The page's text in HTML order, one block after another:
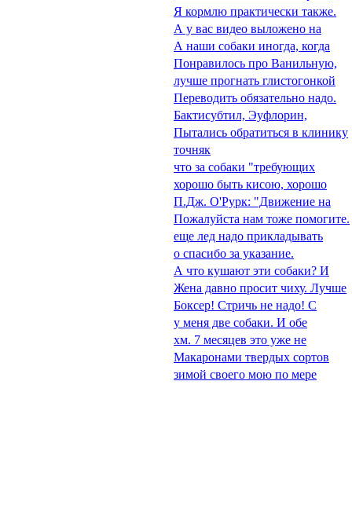
Я кормлю практически также.
А у вас видео выложено на
А наши собаки иногда, когда
Понравилось про Ванильную,
лучше прогнать глистогонкой
Переводить обязательно надо.
Бактисубтил, Эуфлорин,
Пытались обратиться в клинику
точняк
что за собаки "требующих
хорошо быть кисою, хорошо
П.Дж. О'Рурк: "Движение на
Пожалуйста нам тоже помогите.
еще лед надо прикладывать
о спасибо за указание.
А что кушают эти собаки? И
Жена давно просит чиху. Лучше
Боксер! Стричь не надо! С
у меня две собаки. И обе
хм. 7 месяцев это уже не
Макаронами твердых сортов
зимой своего мою по мере